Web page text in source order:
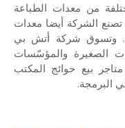
من معدات الطباعة
تصنع الشركة أيضا معدات
وتسوق شركة أتش بي
الصغيرة والمؤسّسات
بيع حوائج المكتب
البرمجة.